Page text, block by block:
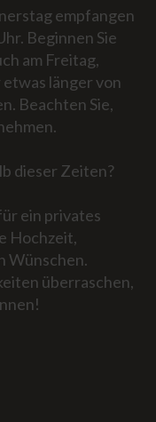
empfangen
Beginnen Sie
am Freitag,
länger von
Beachten Sie,
dieser Zeiten?
ein privates
Hochzeit,
Wünschen.
überraschen,